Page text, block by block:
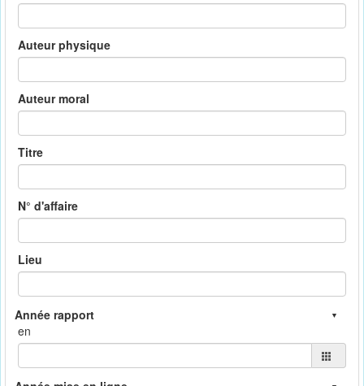
Auteur physique
Auteur moral
Titre
N° d'affaire
Lieu
en